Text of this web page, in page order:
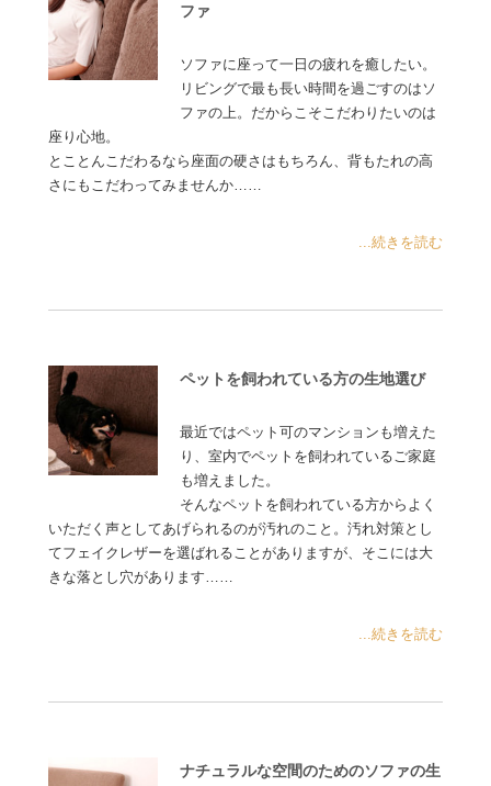
ファ
ソファに座って一日の疲れを癒したい。
リビングで最も長い時間を過ごすのはソ
ファの上。だからこそこだわりたいのは
座り心地。
とことんこだわるなら座面の硬さはもちろん、背もたれの高
さにもこだわってみませんか……
...続きを読む
ペットを飼われている方の生地選び
最近ではペット可のマンションも増えた
り、室内でペットを飼われているご家庭
も増えました。
そんなペットを飼われている方からよく
いただく声としてあげられるのが汚れのこと。汚れ対策とし
てフェイクレザーを選ばれることがありますが、そこには大
きな落とし穴があります……
...続きを読む
ナチュラルな空間のためのソファの生